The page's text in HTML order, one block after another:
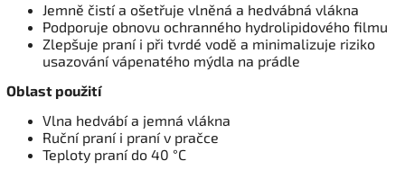
Jemně čistí a ošetřuje vlněná a hedvábná vlákna
Podporuje obnovu ochranného hydrolipidového filmu
Zlepšuje praní i při tvrdé vodě a minimalizuje riziko
usazování vápenatého mýdla na prádle
Oblast použití
Vlna hedvábí a jemná vlákna
Ruční praní i praní v pračce
Teploty praní do 40 °C